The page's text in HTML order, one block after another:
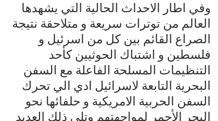
وفي اطار الاحداث الحالية التي يشهدها
العالم من توترات سريعة و متلاحقة نتيجة
الصراع القائم بين كل من اسرئيل و
فلسطين و اشتباك الحوثيين كأحد
التنظيمات المسلحة الفاعلة مع السفن
البحرية التابعة لاسرائيل ادي الي تحرك
السفن الحربية الامريكية و حلفائها نحو
البحر الأحمر لمواجهتهم وتلي ذلك العديد